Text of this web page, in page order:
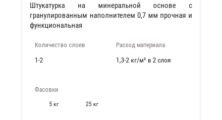
Штукатурка на минеральной основе с
гранулированным наполнителем 0,7 мм прочная и
функциональная
Количество слоев
1-2
Расход материала
1,3-2 кг/м² в 2 слоя
Фасовки
5 кг 25 кг